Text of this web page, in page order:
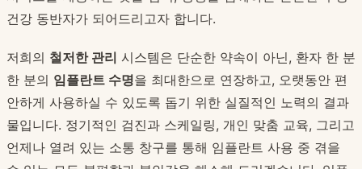
건강 동반자가 되어드리고자 합니다.
저희의 철저한 관리 시스템은 단순한 약속이 아닌, 환자 한 분
한 분의 임플란트 수명을 최대한으로 연장하고, 오랫동안 편
안하게 사용하실 수 있도록 돕기 위한 실질적인 노력의 결과
물입니다. 정기적인 검진과 스케일링, 개인 맞춤 교육, 그리고
언제나 열려 있는 소통 창구를 통해 임플란트 사용 중 겪을